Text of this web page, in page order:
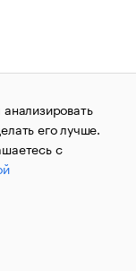
прав
Сообщения
надзору в сфере
Отдельные
его лучше.
с